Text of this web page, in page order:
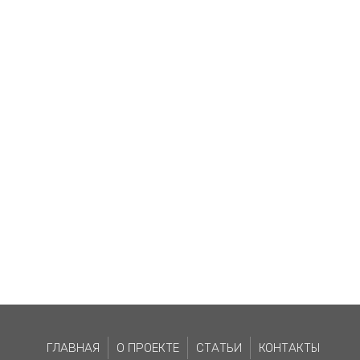
ГЛАВНАЯ О ПРОЕКТЕ СТАТЬИ КОНТАКТЫ